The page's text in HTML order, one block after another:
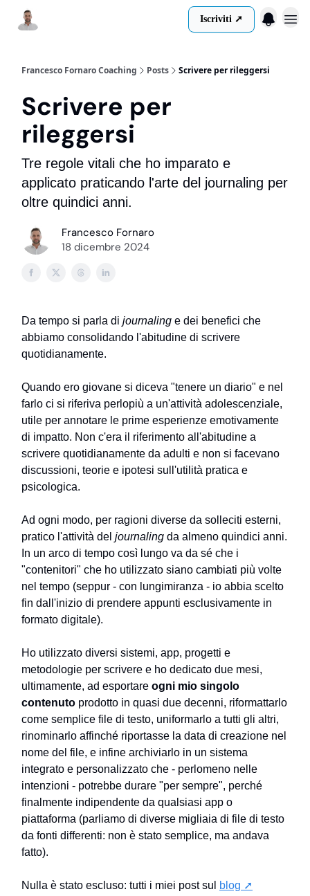
Iscriviti ➚
Francesco Fornaro Coaching Posts Scrivere per rileggersi
Scrivere per
rileggersi
Tre regole vitali che ho imparato e
applicato praticando l'arte del journaling per
oltre quindici anni.
Francesco Fornaro
18 dicembre 2024
Da tempo si parla di journaling e dei benefici che
abbiamo consolidando l'abitudine di scrivere
quotidianamente.
Quando ero giovane si diceva "tenere un diario" e nel
farlo ci si riferiva perlopiù a un'attività adolescenziale,
utile per annotare le prime esperienze emotivamente
di impatto. Non c'era il riferimento all'abitudine a
scrivere quotidianamente da adulti e non si facevano
discussioni, teorie e ipotesi sull'utilità pratica e
psicologica.
Ad ogni modo, per ragioni diverse da solleciti esterni,
pratico l'attività del journaling da almeno quindici anni.
In un arco di tempo così lungo va da sé che i
"contenitori" che ho utilizzato siano cambiati più volte
nel tempo (seppur - con lungimiranza - io abbia scelto
fin dall'inizio di prendere appunti esclusivamente in
formato digitale).
Ho utilizzato diversi sistemi, app, progetti e
metodologie per scrivere e ho dedicato due mesi,
ultimamente, ad esportare ogni mio singolo
contenuto prodotto in quasi due decenni, riformattarlo
come semplice file di testo, uniformarlo a tutti gli altri,
rinominarlo affinché riportasse la data di creazione nel
nome del file, e infine archiviarlo in un sistema
integrato e personalizzato che - perlomeno nelle
intenzioni - potrebbe durare "per sempre", perché
finalmente indipendente da qualsiasi app o
piattaforma (parliamo di diverse migliaia di file di testo
da fonti differenti: non è stato semplice, ma andava
fatto).
Nulla è stato escluso: tutti i miei post sul
blog ➚